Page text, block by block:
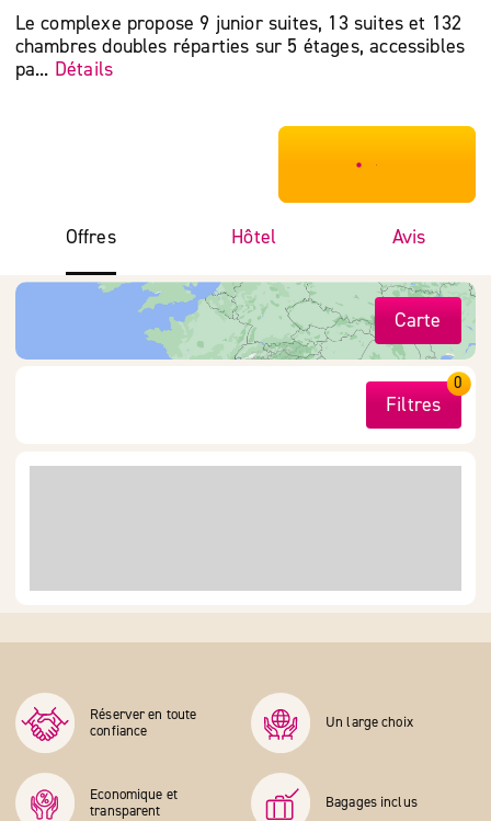
Le complexe propose 9 junior suites, 13 suites et 132
chambres doubles réparties sur 5 étages, accessibles
pa... Détails
***************
Offres Hôtel Avis
Carte
Filtres
0
Réserver en toute
confiance
Un large choix
Economique et
transparent
Bagages inclus